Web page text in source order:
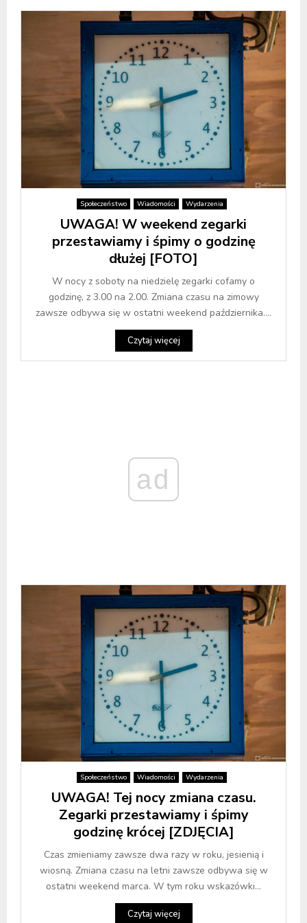
Społeczeństwo Wiadomości Wydarzenia
UWAGA! W weekend zegarki
przestawiamy i śpimy o godzinę
dłużej [FOTO]
W nocy z soboty na niedzielę zegarki cofamy o
godzinę, z 3.00 na 2.00. Zmiana czasu na zimowy
zawsze odbywa się w ostatni weekend października....
Czytaj więcej
ad
Społeczeństwo Wiadomości Wydarzenia
UWAGA! Tej nocy zmiana czasu.
Zegarki przestawiamy i śpimy
godzinę krócej [ZDJĘCIA]
Czas zmieniamy zawsze dwa razy w roku, jesienią i
wiosną. Zmiana czasu na letni zawsze odbywa się w
ostatni weekend marca. W tym roku wskazówki...
Czytaj więcej